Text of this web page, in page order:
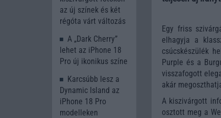
Egy friss
elhagyja a
csúcskészülék
Purple és a
visszafogott
akár
A kiszivárgott
osztott meg a
az új színek és két
régóta várt változás
A „Dark Cherry”
lehet az iPhone 18
Pro új ikonikus színe
Karcsúbb lesz a
Dynamic Island az
iPhone 18 Pro
modelleken